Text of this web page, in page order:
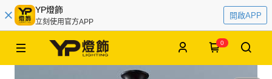
YP燈飾
立刻使用官方APP
開啟APP
0